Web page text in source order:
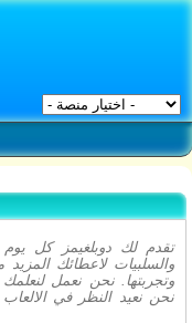
تقدم لك دوبلغيمز كل يوم
والسلبيات لاعطائك
وتجربتها. نحن نعمل
نحن نعيد النظر في